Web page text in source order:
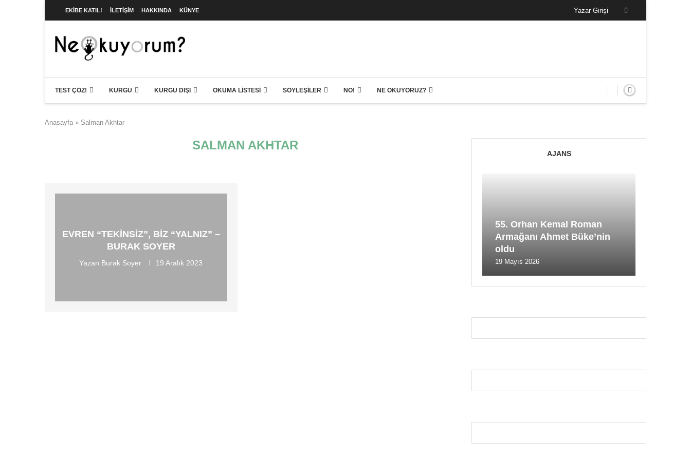
EKIBE KATIL! İLETIŞIM HAKKINDA KÜNYE Yazar Girişi
TEST ÇÖZ! KURGU KURGU DIŞI OKUMA LISTESI SÖYLEŞILER NO! NE OKUYORUZ?
Anasayfa » Salman Akhtar
SALMAN AKHTAR
EVREN “TEKINSIZ”, BIZ “YALNIZ” –
BURAK SOYER
Yazan Burak Soyer 19 Aralık 2023
AJANS
55. Orhan Kemal Roman
Armağanı Ahmet Büke’nin
oldu
19 Mayıs 2026